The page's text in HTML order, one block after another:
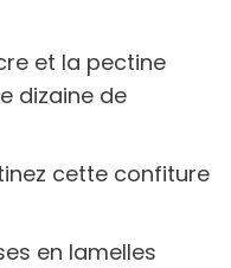
et la pectine
dizaine de
cette confiture
en lamelles